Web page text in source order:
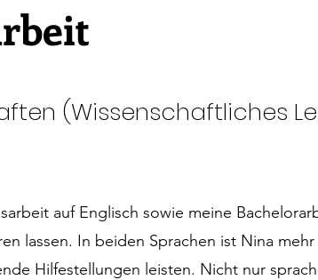
(Wissenschaftliches
auf Englisch sowie meine
lassen. In beiden Sprachen ist Nina
Hilfestellungen leisten. Nicht nur